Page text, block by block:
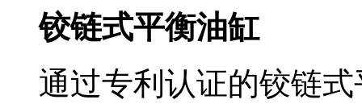
铰链式平衡油缸
通过专利认证的铰链